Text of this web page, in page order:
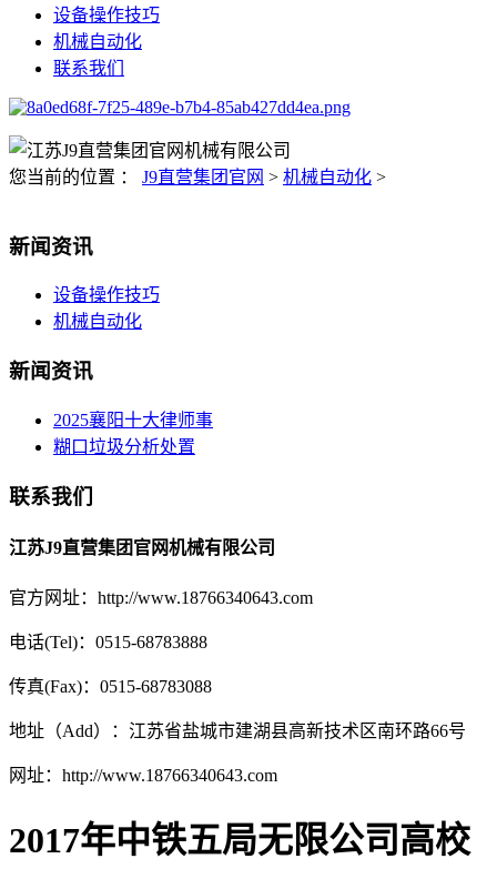
设备操作技巧
机械自动化
联系我们
您当前的位置 ： J9直营集团官网 > 机械自动化 >
新闻资讯
设备操作技巧
机械自动化
新闻资讯
2025襄阳十大律师事
糊口垃圾分析处置
联系我们
江苏J9直营集团官网机械有限公司
官方网址：http://www.18766340643.com
电话(Tel)：0515-68783888
传真(Fax)：0515-68783088
地址（Add）：江苏省盐城市建湖县高新技术区南环路66号
网址：http://www.18766340643.com
2017年中铁五局无限公司高校